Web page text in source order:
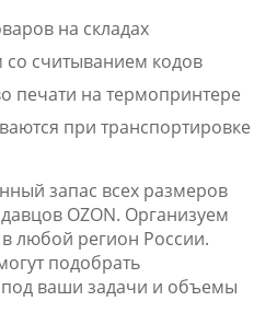
на складах
со считыванием кодов
печати на термопринтере
при транспортировке
запас всех размеров
OZON. Организуем
любой регион России.
подобрать
ваши задачи и объемы